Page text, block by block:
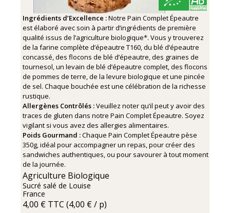
Ingrédients d’Excellence :Notre Pain Complet Épeautre
est élaboré avec soin à partir d’ingrédients de première
qualité issus de l’agriculture biologique*. Vous y trouverez
de la farine complète d’épeautre T160, du blé d’épeautre
concassé, des flocons de blé d’épeautre, des graines de
tournesol, un levain de blé d’épeautre complet, des flocons
de pommes de terre, de la levure biologique et une pincée
de sel. Chaque bouchée est une célébration de la richesse
rustique.
Allergènes Contrôlés :Veuillez noter qu’il peut y avoir des
traces de gluten dans notre Pain Complet Épeautre. Soyez
vigilant si vous avez des allergies alimentaires.
Poids Gourmand :Chaque Pain Complet Épeautre pèse
350g, idéal pour accompagner un repas, pour créer des
sandwiches authentiques, ou pour savourer à tout moment
de la journée.
Agriculture Biologique
Sucré salé de Louise
France
4,00 € TTC (4,00 € / p)